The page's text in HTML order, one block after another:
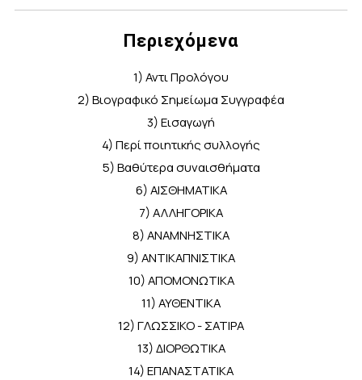
Περιεχόμενα
1) Αντι Προλόγου
2) Βιογραφικό Σημείωμα Συγγραφέα
3) Εισαγωγή
4) Περί ποιητικής συλλογής
5) Βαθύτερα συναισθήματα
6) ΑΙΣΘΗΜΑΤΙΚΑ
7) ΑΛΛΗΓΟΡΙΚΑ
8) ΑΝΑΜΝΗΣΤΙΚΑ
9) ΑΝΤΙΚΑΠΝΙΣΤΙΚΑ
10) ΑΠΟΜΟΝΩΤΙΚΑ
11) ΑΥΘΕΝΤΙΚΑ
12) ΓΛΩΣΣΙΚΟ - ΣΑΤΙΡΑ
13) ΔΙΟΡΘΩΤΙΚΑ
14) ΕΠΑΝΑΣΤΑΤΙΚΑ